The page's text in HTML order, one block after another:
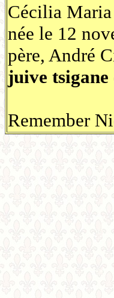
Cécilia Maria
née le 12
père, André
juive tsigane
Remember